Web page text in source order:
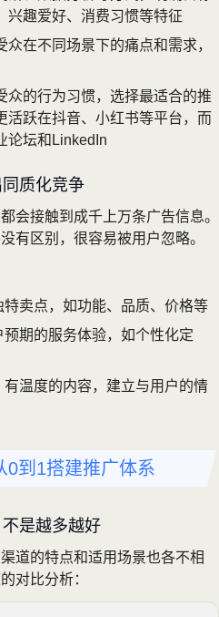
兴趣爱好、消费习惯等特征
众在不同场景下的痛点和需求，
众的行为习惯，选择最适合的推
活跃在抖音、小红书等平台，而
论坛和LinkedIn
质化竞争
会接触到成千上万条广告信息。
有区别，很容易被用户忽略。
特卖点，如功能、品质、价格等
预期的服务体验，如个性化定
有温度的内容，建立与用户的情
0到1搭建推广体系
是越多越好
道的特点和适用场景也各不相
对比分析：